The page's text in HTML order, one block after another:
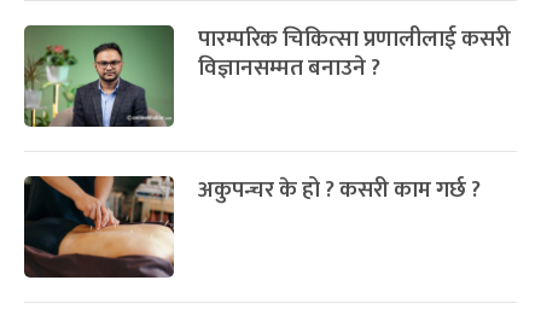
पारम्परिक चिकित्सा प्रणालीलाई कसरी
विज्ञानसम्मत बनाउने ?
अकुपन्चर के हो ? कसरी काम गर्छ ?